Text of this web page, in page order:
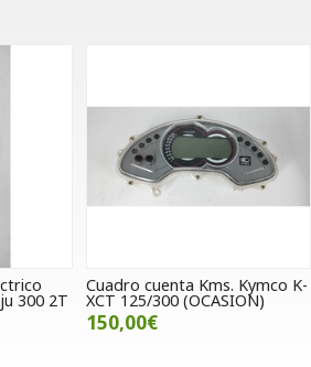
300 2T
Cuadro cuenta Kms. Kymco K-
XCT 125/300 (OCASION)
150,00€